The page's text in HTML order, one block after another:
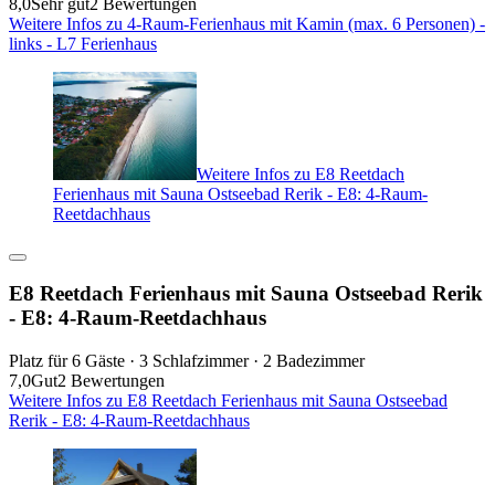
8,0Sehr gut2 Bewertungen
Weitere Infos zu 4-Raum-Ferienhaus mit Kamin (max. 6 Personen) -
links - L7 Ferienhaus
Weitere Infos zu E8 Reetdach
Ferienhaus mit Sauna Ostseebad Rerik - E8: 4-Raum-
Reetdachhaus
E8 Reetdach Ferienhaus mit Sauna Ostseebad Rerik
- E8: 4-Raum-Reetdachhaus
Platz für 6 Gäste · 3 Schlafzimmer · 2 Badezimmer
7,0Gut2 Bewertungen
Weitere Infos zu E8 Reetdach Ferienhaus mit Sauna Ostseebad
Rerik - E8: 4-Raum-Reetdachhaus